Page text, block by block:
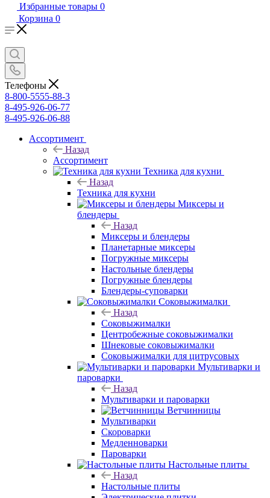
Избранные товары 0
Корзина 0
Телефоны
8-800-5555-88-3
8-495-926-06-77
8-495-926-06-88
Ассортимент
Назад
Ассортимент
Техника для кухни
Назад
Техника для кухни
Миксеры и
блендеры
Назад
Миксеры и блендеры
Планетарные миксеры
Погружные миксеры
Настольные блендеры
Погружные блендеры
Блендеры-суповарки
Соковыжималки
Назад
Соковыжималки
Центробежные соковыжималки
Шнековые соковыжималки
Соковыжималки для цитрусовых
Мультиварки и
пароварки
Назад
Мультиварки и пароварки
Ветчинницы
Мультиварки
Скороварки
Медленноварки
Пароварки
Настольные плиты
Назад
Настольные плиты